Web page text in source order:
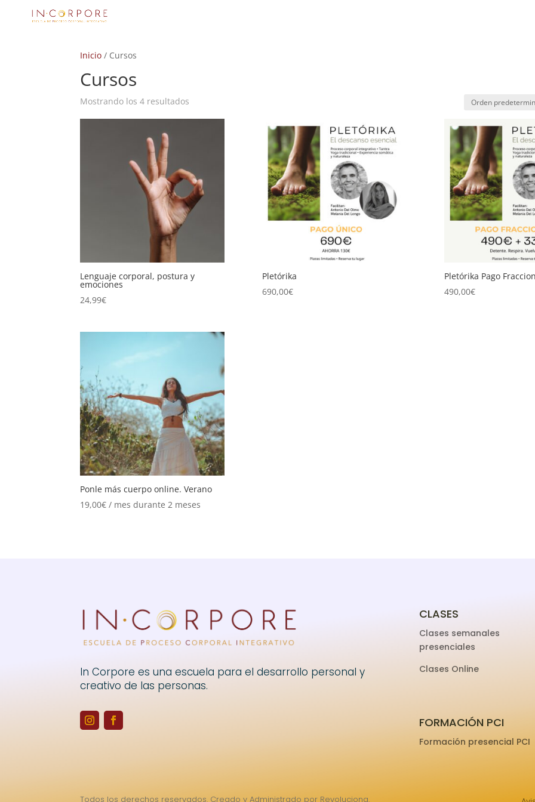
Inicio / Cursos
Cursos
Mostrando los 4 resultados
Lenguaje corporal, postura y
emociones
24,99€
Pletórika
690,00€
Pletórika Pago
490,00€
Ponle más cuerpo online. Verano
19,00€ / mes durante 2 meses
In Corpore es una escuela para el desarrollo personal y
creativo de las personas.
CLASES
Clases semanales
presenciales
Clases Online
FORMACIÓN PCI
Formación presencial PCI
Todos los derechos reservados. Creado y Administrado por Revoluciona.